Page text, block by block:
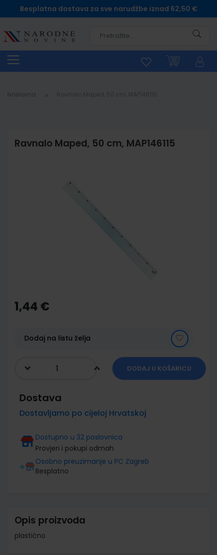
Besplatna dostava za sve narudžbe iznad 62,50 €
Naslovna
Ravnalo Maped, 50 cm, MAP146115
the
beginning
gallery
1,44 €
Dodaj na listu želja
DODAJ U KOŠARICU
Dostava
Dostavljamo po cijeloj Hrvatskoj
Dostupno u 32 poslovnica
Provjeri i pokupi odmah
Osobno preuzimanje u PC Zagreb
Besplatno
Opis proizvoda
plastično